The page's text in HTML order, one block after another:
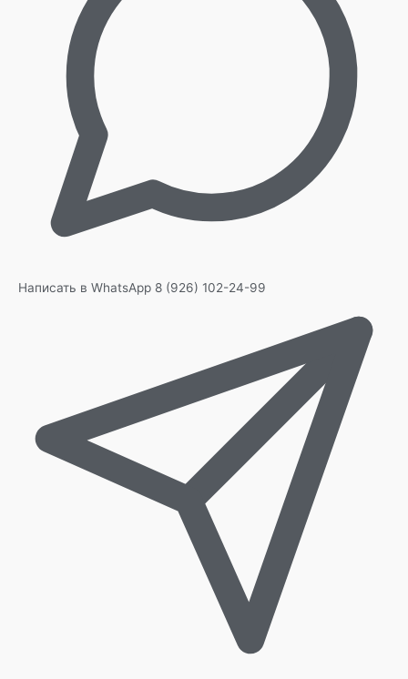
Написать в WhatsApp 8 (926) 102-24-99